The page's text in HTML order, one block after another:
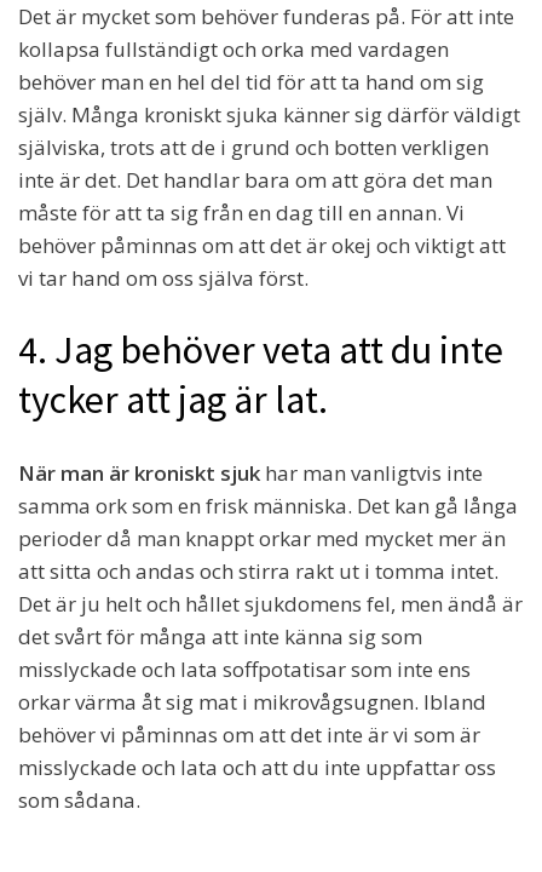
Det är mycket som behöver funderas på. För att inte
kollapsa fullständigt och orka med vardagen
behöver man en hel del tid för att ta hand om sig
själv. Många kroniskt sjuka känner sig därför väldigt
själviska, trots att de i grund och botten verkligen
inte är det. Det handlar bara om att göra det man
måste för att ta sig från en dag till en annan. Vi
behöver påminnas om att det är okej och viktigt att
vi tar hand om oss själva först.
4. Jag behöver veta att du inte
tycker att jag är lat.
När man är kroniskt sjuk har man vanligtvis inte
samma ork som en frisk människa. Det kan gå långa
perioder då man knappt orkar med mycket mer än
att sitta och andas och stirra rakt ut i tomma intet.
Det är ju helt och hållet sjukdomens fel, men ändå är
det svårt för många att inte känna sig som
misslyckade och lata soffpotatisar som inte ens
orkar värma åt sig mat i mikrovågsugnen. Ibland
behöver vi påminnas om att det inte är vi som är
misslyckade och lata och att du inte uppfattar oss
som sådana.